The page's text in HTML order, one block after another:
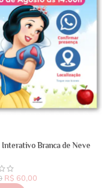
Branca de Neve
R$ 60,00